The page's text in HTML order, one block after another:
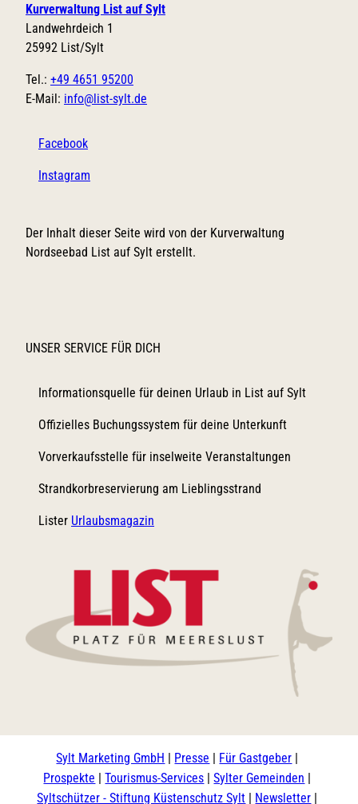
Kurverwaltung List auf Sylt
Landwehrdeich 1
25992 List/Sylt
Tel.: +49 4651 95200
E-Mail: info@list-sylt.de
Facebook
Instagram
Der Inhalt dieser Seite wird von der Kurverwaltung
Nordseebad List auf Sylt erstellt.
UNSER SERVICE FÜR DICH
Informationsquelle für deinen Urlaub in List auf Sylt
Offizielles Buchungssystem für deine Unterkunft
Vorverkaufsstelle für inselweite Veranstaltungen
Strandkorbreservierung am Lieblingsstrand
Lister Urlaubsmagazin
Sylt Marketing GmbH Presse
Für Gastgeber
Prospekte
Tourismus-Services
Sylter Gemeinden
Syltschützer - Stiftung Küstenschutz Sylt
Newsletter